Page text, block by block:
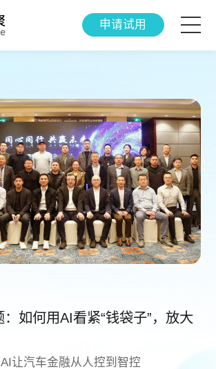
申请试用
如何用AI看紧“钱袋子”，放大
让汽车金融从人控到智控